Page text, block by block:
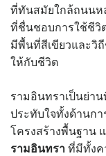
ที่ทันสมัยใกล้ถนนห
ที่ชื่นชอบการใช้ชีวิต
มีพื้นที่สีเขียวและวิ
ให้กับชีวิต
รามอินทราเป็นย่า
ประทับใจทั้งด้านก
โครงสร้างพื้นฐาน
รามอินทรา ที่มีทั้งค